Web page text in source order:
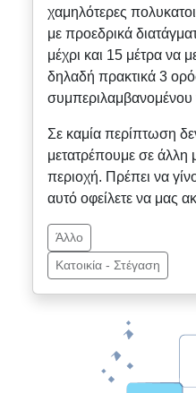
χαμηλότερες
με προεδρικά
μέχρι και 15 μέτρα να
δηλαδή πρακτικά 3
συμπεριλαμβανομένου
Σε καμία περίπτωση
μετατρέπουμε σε άλλη
περιοχή. Πρέπει να
αυτό οφείλετε να μας
Άλλο
Κατοικία - Στέγαση